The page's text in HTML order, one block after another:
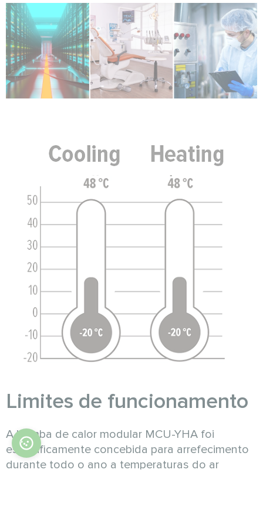
Limites de funcionamento
A bomba de calor modular MCU-YHA foi
especificamente concebida para arrefecimento
durante todo o ano a temperaturas do ar